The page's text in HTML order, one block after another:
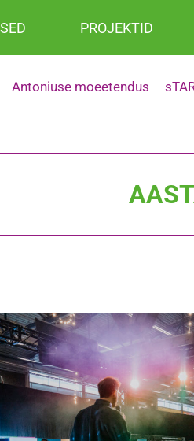
PROJEKTID
Antoniuse moeetendus